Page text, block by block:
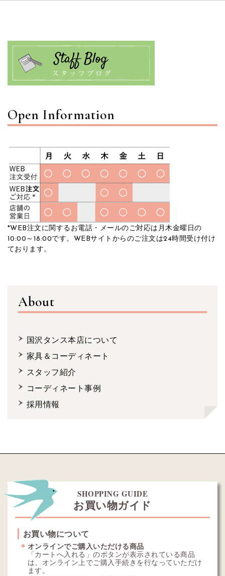
Open Information
*WEB注文に関するお電話・メールのご対応は月木金曜日の
10:00～18:00です。WEBサイトからのご注文は24時間受け付け
ております。
About
国沢タンス本店について
家具＆コーディネート
スタッフ紹介
コーディネート事例
採用情報
SHOPPING GUIDE
お買い物ガイド
お買い物について
オンラインでご購入いただける商品
「カートへ入れる」のボタンが表示されている商品
は、オンライン上でご購入手続きを行なっていただけ
ます。